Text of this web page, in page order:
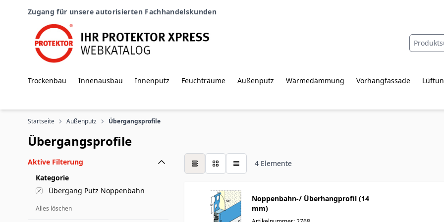
Zugang für unsere autorisierten Fachhandelskunden
Trockenbau Innenausbau Innenputz Feuchträume Außenputz Wärmedämmung Vorhangfassade
Startseite Außenputz Übergangsprofile
Übergangsprofile
Aktive Filterung
Kategorie
Übergang Putz Noppenbahn
Alles löschen
4 Elemente
Tabelle
Noppenbahn-/ Überhangprofil (14
mm)